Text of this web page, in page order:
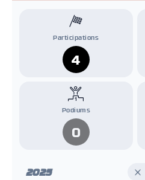
Participations
4
Podiums
0
2025